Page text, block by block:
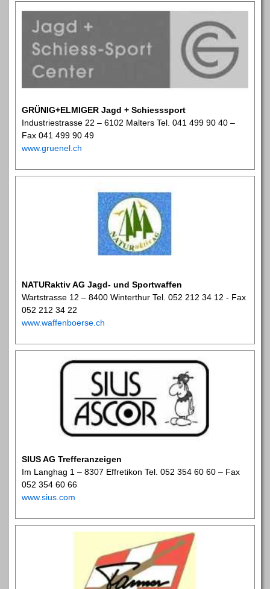
GRÜNIG+ELMIGER Jagd + Schiesssport
Industriestrasse 22 – 6102 Malters Tel. 041 499 90 40 –
Fax 041 499 90 49
www.gruenel.ch
NATURaktiv AG Jagd- und Sportwaffen
Wartstrasse 12 – 8400 Winterthur Tel. 052 212 34 12 - Fax
052 212 34 22
www.waffenboerse.ch
SIUS AG Trefferanzeigen
Im Langhag 1 – 8307 Effretikon Tel. 052 354 60 60 – Fax
052 354 60 66
www.sius.com